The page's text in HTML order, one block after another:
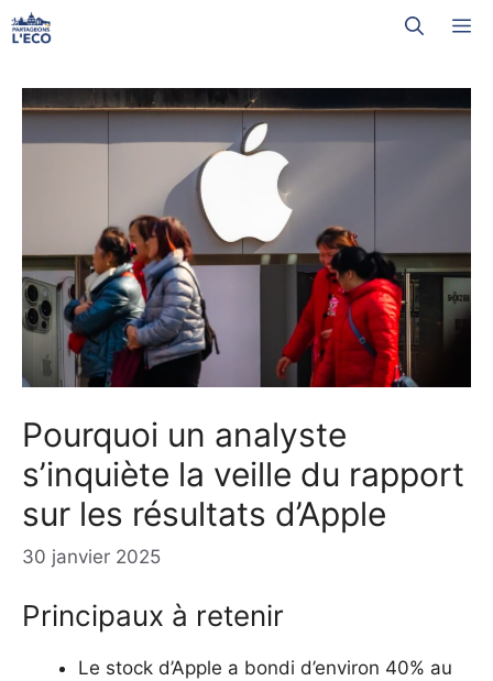
Aller
au
Pourquoi un analyste
s’inquiète la veille du rapport
sur les résultats d’Apple
30 janvier 2025
Principaux à retenir
Le stock d’Apple a bondi d’environ 40% au